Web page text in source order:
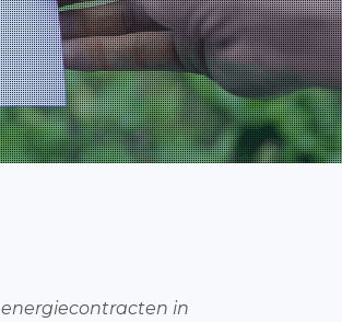
energiecontracten in